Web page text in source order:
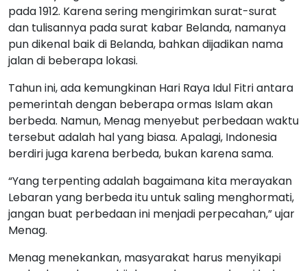
pada 1912. Karena sering mengirimkan surat-surat
dan tulisannya pada surat kabar Belanda, namanya
pun dikenal baik di Belanda, bahkan dijadikan nama
jalan di beberapa lokasi.
Tahun ini, ada kemungkinan Hari Raya Idul Fitri antara
pemerintah dengan beberapa ormas Islam akan
berbeda. Namun, Menag menyebut perbedaan waktu
tersebut adalah hal yang biasa. Apalagi, Indonesia
berdiri juga karena berbeda, bukan karena sama.
“Yang terpenting adalah bagaimana kita merayakan
Lebaran yang berbeda itu untuk saling menghormati,
jangan buat perbedaan ini menjadi perpecahan,” ujar
Menag.
Menag menekankan, masyarakat harus menyikapi